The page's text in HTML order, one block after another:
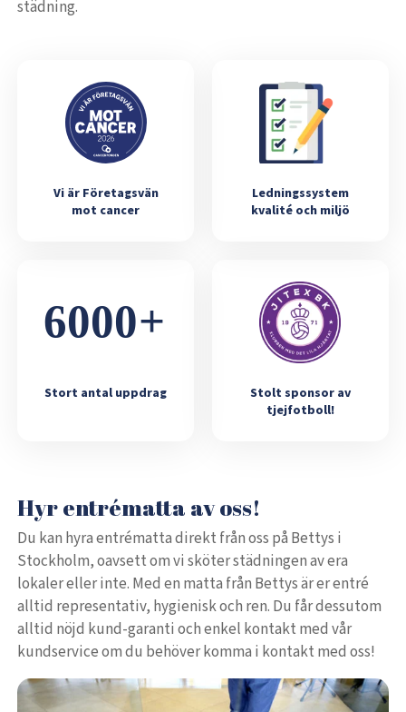
städning.
Vi är Företagsvän
mot cancer
Ledningssystem
kvalité och miljö
Stort antal uppdrag
Stolt sponsor av
tjejfotboll!
Hyr entrématta av oss!
Du kan hyra entrématta direkt från oss på Bettys i
Stockholm, oavsett om vi sköter städningen av era
lokaler eller inte. Med en matta från Bettys är er entré
alltid representativ, hygienisk och ren. Du får dessutom
alltid nöjd kund-garanti och enkel kontakt med vår
kundservice om du behöver komma i kontakt med oss!